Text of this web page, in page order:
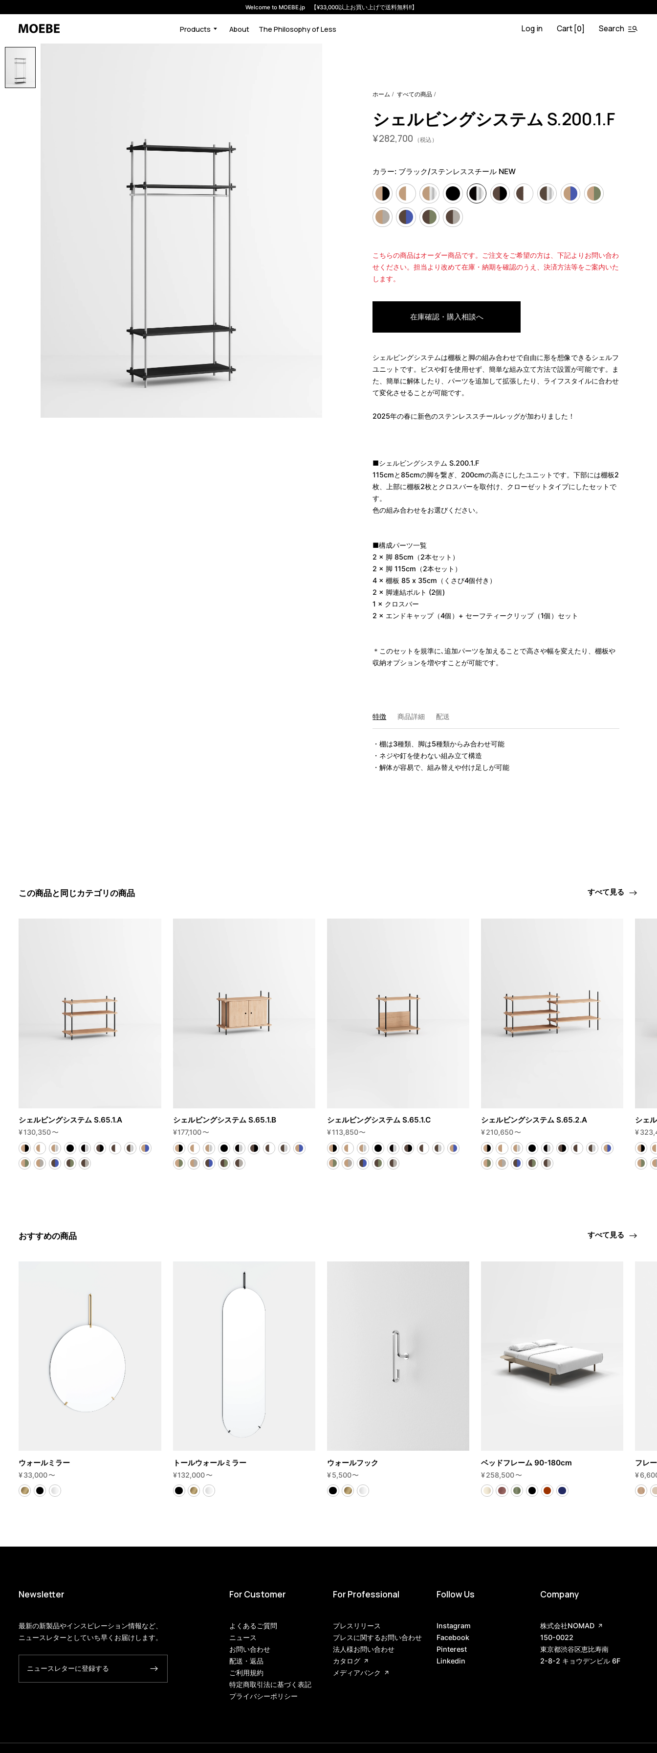
Welcome to MOEBE.jp 【¥33,000以上お買い上げで送料無料!!】
Products About The Philosophy of Less Log in Cart [0] Search
46591438455016
ホーム すべての商品
シェルビングシステム S.200.1.F
¥282,700 （税込）
カラー: ブラック/ステンレススチール NEW
こちらの商品はオーダー商品です。ご注文をご希望の方は、下記よりお問い合わ
せください。担当より改めて在庫・納期を確認のうえ、決済方法等をご案内いた
します。
在庫確認・購入相談へ
シェルビングシステムは棚板と脚の組み合わせで自由に形を想像できるシェルフ
ユニットです。ビスや釘を使用せず、簡単な組み立て方法で設置が可能です。ま
た、簡単に解体したり、パーツを追加して拡張したり、ライフスタイルに合わせ
て変化させることが可能です。
2025年の春に新色のステンレススチールレッグが加わりました！
■シェルビングシステム S.200.1.F
115cmと85cmの脚を繋ぎ、200cmの高さにしたユニットです。下部には棚板2
枚、上部に棚板2枚とクロスバーを取付け、クローゼットタイプにしたセットで
す。
色の組み合わせをお選びください。
■構成パーツ一覧
2 × 脚 85cm（2本セット）
2 × 脚 115cm（2本セット）
4 × 棚板 85 x 35cm（くさび4個付き）
2 × 脚連結ボルト (2個)
1 × クロスバー
2 × エンドキャップ（4個）+ セーフティークリップ（1個）セット
＊このセットを規準に､追加パーツを加えることで高さや幅を変えたり、棚板や
収納オプションを増やすことが可能です。
特徴 商品詳細 配送
・棚は3種類、脚は5種類からみ合わせ可能
・ネジや釘を使わない組み立て構造
・解体が容易で、組み替えや付け足しが可能
この商品と同じカテゴリの商品 すべて見る
シェルビングシステム S.65.1.A
¥130,350〜
シェルビングシステム S.65.1.B
¥177,100〜
シェルビングシステム S.65.1.C
¥113,850〜
シェルビングシステム S.65.2.A
¥210,650〜
シェ
¥
おすすめの商品 すべて見る
ウォールミラー
¥33,000〜
トールウォールミラー
¥132,000〜
ウォールフック
¥5,500〜
ベッドフレーム 90-180cm
¥258,500〜
フレ
¥
Newsletter
最新の新製品やインスピレーション情報など、
ニュースレターとしていち早くお届けします。
ニュースレターに登録する
For Customer
よくあるご質問
ニュース
お問い合わせ
配送・返品
ご利用規約
特定商取引法に基づく表記
プライバシーポリシー
For Professional
プレスリリース
プレスに関するお問い合わせ
法人様お問い合わせ
カタログ
メディアバンク
Follow Us
Instagram
Facebook
Pinterest
Linkedin
Company
株式会社NOMAD
150-0022
東京都渋谷区恵比寿南
2-8-2 キョウデンビル 6F